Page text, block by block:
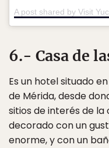
A post shared by Visit
6.- Casa de
Es un hotel situado
de Mérida, desde
sitios de interés de la
decorado con un
enorme, y con un